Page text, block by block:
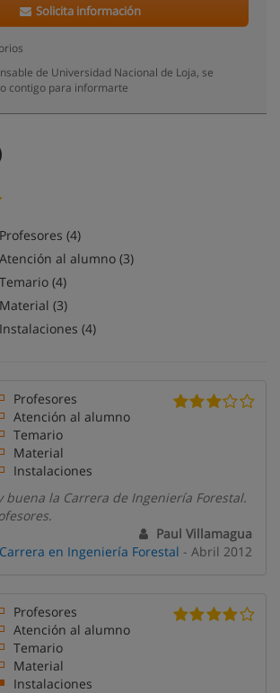
Solicita información
de Universidad Nacional de Loja, se
contigo para informarte
Profesores (4)
Atención al alumno (3)
Temario (4)
Material (3)
Instalaciones (4)
Profesores
Atención al alumno
Temario
Material
Instalaciones
buena la Carrera de Ingeniería Forestal.
Paul Villamagua
Carrera en Ingeniería Forestal - Abril 2012
Profesores
Atención al alumno
Temario
Material
Instalaciones